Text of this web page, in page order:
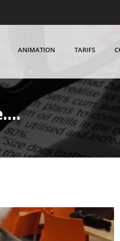
ANIMATION TARIFS